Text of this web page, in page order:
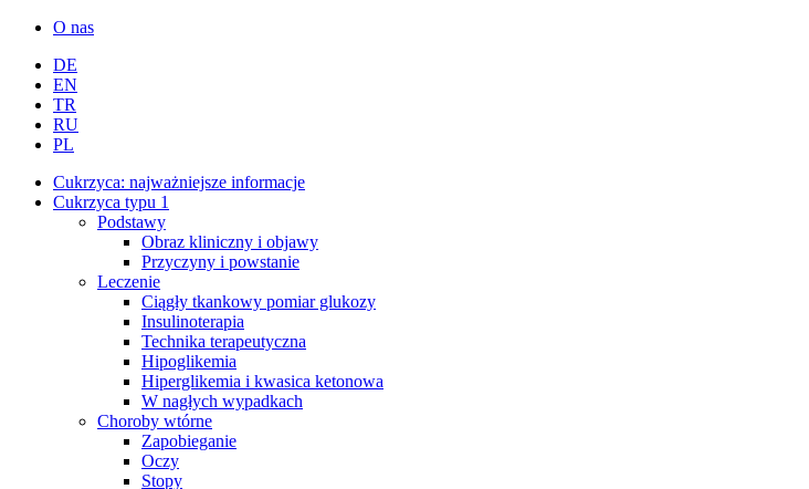
O nas
DE
EN
TR
RU
PL
Cukrzyca: najważniejsze informacje
Cukrzyca typu 1
Podstawy
Obraz kliniczny i objawy
Przyczyny i powstanie
Leczenie
Ciągły tkankowy pomiar glukozy
Insulinoterapia
Technika terapeutyczna
Hipoglikemia
Hiperglikemia i kwasica ketonowa
W nagłych wypadkach
Choroby wtórne
Zapobieganie
Oczy
Stopy